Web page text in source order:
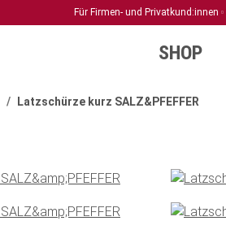
Für Firmen- und Privatkund:innen
SHOP
Latzschürze kurz SALZ&PFEFFER